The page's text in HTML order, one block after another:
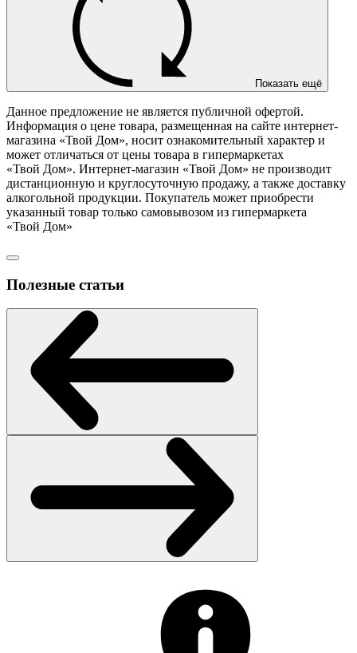
Показать ещё
Данное предложение не является публичной офертой.
Информация о цене товара, размещенная на сайте интернет-
магазина «Твой Дом», носит ознакомительный характер и
может отличаться от цены товара в гипермаркетах
«Твой Дом». Интернет-магазин «Твой Дом» не производит
дистанционную и круглосуточную продажу, а также доставку
алкогольной продукции. Покупатель может приобрести
указанный товар только самовывозом из гипермаркета
«Твой Дом»
Полезные статьи